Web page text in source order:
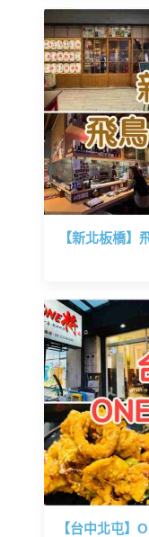
【新北板橋
【台中北屯】